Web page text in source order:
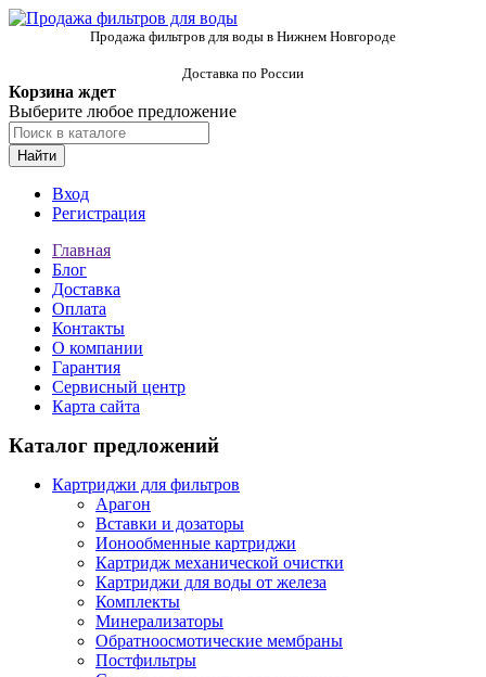
Продажа фильтров для воды в Нижнем Новгороде
Доставка по России
Корзина ждет
Выберите любое предложение
Найти
Вход
Регистрация
Главная
Блог
Доставка
Оплата
Контакты
О компании
Гарантия
Сервисный центр
Карта сайта
Каталог предложений
Картриджи для фильтров
Арагон
Вставки и дозаторы
Ионообменные картриджи
Картридж механической очистки
Картриджи для воды от железа
Комплекты
Минерализаторы
Обратноосмотические мембраны
Постфильтры